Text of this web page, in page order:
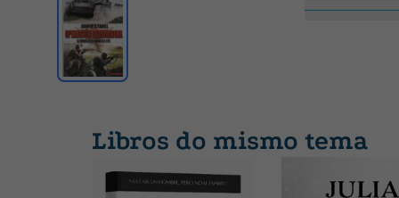
fuerzas
Libros do mismo tema